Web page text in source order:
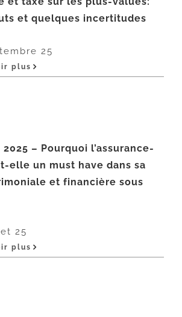
et quelques incertitudes
25
plus
– Pourquoi l’assurance-
elle un must have dans sa
et financière sous
25
plus